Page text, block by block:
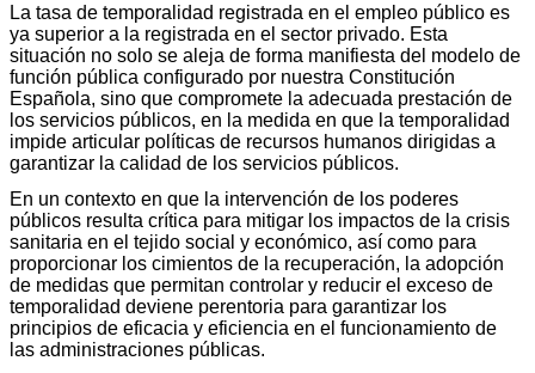
La tasa de temporalidad registrada en el empleo público es
ya superior a la registrada en el sector privado. Esta
situación no solo se aleja de forma manifiesta del modelo de
función pública configurado por nuestra Constitución
Española, sino que compromete la adecuada prestación de
los servicios públicos, en la medida en que la temporalidad
impide articular políticas de recursos humanos dirigidas a
garantizar la calidad de los servicios públicos.
En un contexto en que la intervención de los poderes
públicos resulta crítica para mitigar los impactos de la crisis
sanitaria en el tejido social y económico, así como para
proporcionar los cimientos de la recuperación, la adopción
de medidas que permitan controlar y reducir el exceso de
temporalidad deviene perentoria para garantizar los
principios de eficacia y eficiencia en el funcionamiento de
las administraciones públicas.